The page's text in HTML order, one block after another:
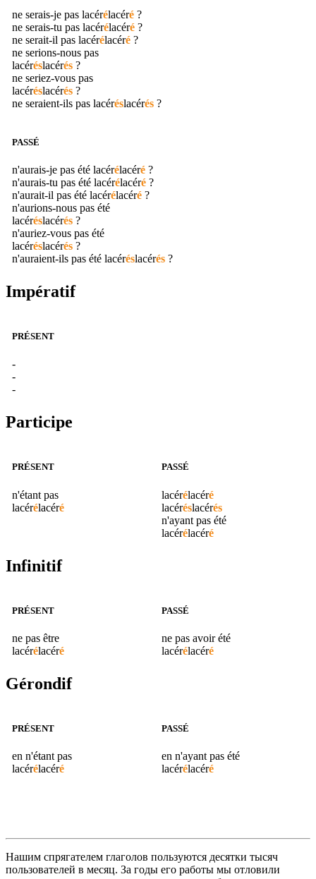
ne serais-je pas lacérélacéré ?
ne serais-tu pas lacérélacéré ?
ne serait-il pas lacérélacéré ?
ne serions-nous pas
lacéréslacérés ?
ne seriez-vous pas
lacéréslacérés ?
ne seraient-ils pas lacéréslacérés ?
PASSÉ
n'aurais-je pas été lacérélacéré ?
n'aurais-tu pas été lacérélacéré ?
n'aurait-il pas été lacérélacéré ?
n'aurions-nous pas été
lacéréslacérés ?
n'auriez-vous pas été
lacéréslacérés ?
n'auraient-ils pas été lacéréslacérés ?
Impératif
PRÉSENT
-
-
-
Participe
PRÉSENT
n'étant pas
lacérélacéré
PASSÉ
lacérélacéré
lacéréslacérés
n'ayant pas été
lacérélacéré
Infinitif
PRÉSENT
ne pas être
lacérélacéré
PASSÉ
ne pas avoir été
lacérélacéré
Gérondif
PRÉSENT
en n'étant pas
lacérélacéré
PASSÉ
en n'ayant pas été
lacérélacéré
Нашим спрягателем глаголов пользуются десятки тысяч
пользователей в месяц. За годы его работы мы отловили